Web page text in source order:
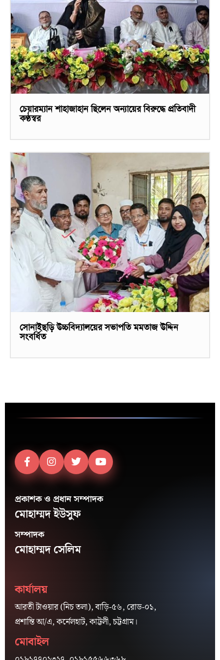
চেয়ারম্যান শাহাজাহান ছিলেন অন্যায়ের বিরুদ্ধে প্রতিবাদী
কণ্ঠস্বর
সোনাইছড়ি উচ্চবিদ্যালয়ের সভাপতি মমতাজ উদ্দিন
সংবর্ধিত
প্রকাশক ও প্রধান সম্পাদক
মোহাম্মদ ইউসুফ
সম্পাদক
মোহাম্মদ সেলিম
কার্যালয়
আরতী টাওয়ার (নিচ তলা), বাড়ি-৫৬, রোড-০১,
প্রশান্তি আ/এ, কর্নেলহাট, কাট্টলী, চট্টগ্রাম।
মোবাইল